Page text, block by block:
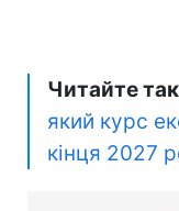
Читайте
який курс
кінця 2027